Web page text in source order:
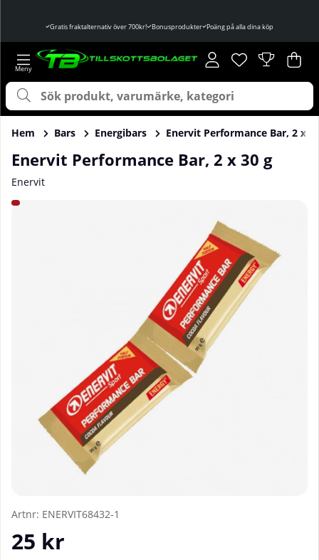
Gratis fraktalternativ över 700kr! Bonusprodukter Poäng på alla dina köp
Önskelista
Antal i
. .
Hem Bars Energibars Enervit Performance Bar, 2 x
Enervit Performance Bar, 2 x 30 g
Enervit
Produktbilder Enervit Performance Bar, 2 x 30 g
Artnr: ENERVIT68432-1
25 kr